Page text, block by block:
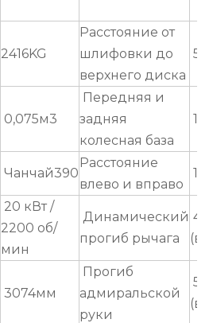
2416KG
Расстояние от
шлифовки до
верхнего диска
0,075м3
Передняя и
задняя
колесная база
Чанчай390
Расстояние
влево и вправо
20 кВт /
2200 об/
мин
Динамический
прогиб рычага
45°
3074мм
Прогиб
адмиральской
руки
55°